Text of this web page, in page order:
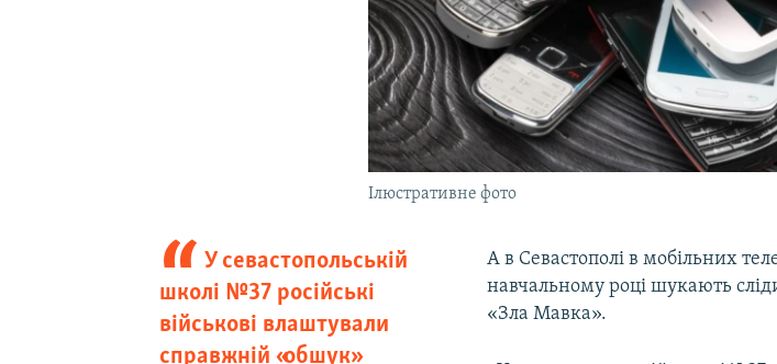
Ілюстративне фото
У севастопольській
школі №37 російські
військові влаштували
справжній «обшук»
А в Севастополі в мобільних
навчальному році шукають
«Зла Мавка».